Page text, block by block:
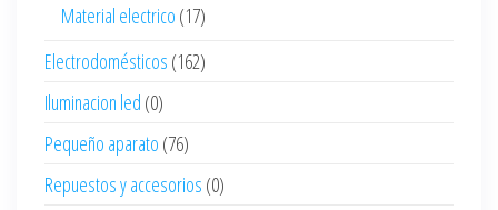
Material electrico (17)
Electrodomésticos (162)
Iluminacion led (0)
Pequeño aparato (76)
Repuestos y accesorios (0)